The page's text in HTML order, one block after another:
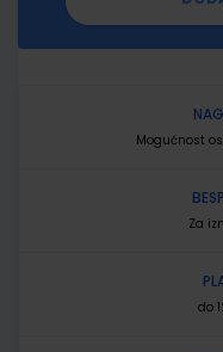
Mogućnost
Za
do